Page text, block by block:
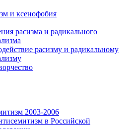
и ксенофобия
расизма и радикального
расизму и радикальному
2003-2006
в Российской